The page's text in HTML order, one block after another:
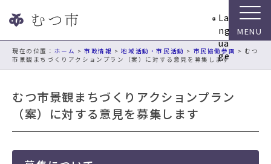
ビ
La
ng
ua
ge
現在の位置： ホーム >市政情報 >地域活動・市民活動 > 市民協働参画 > むつ
市景観まちづくりアクションプラン（案）に対する意見を募集します
むつ市景観まちづくりアクションプラン
（案）に対する意見を募集します